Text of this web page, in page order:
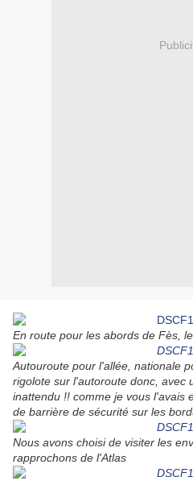
En route pour les abords de Fès,
Autouroute pour l'allée, nationale
rigolote sur l'autoroute donc, avec
inattendu !! comme je vous l'avais
de barrière de sécurité sur les
Nous avons choisi de visiter les
rapprochons de l'Atlas